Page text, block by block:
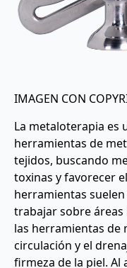
IMAGEN CON
La metaloterapia es
herramientas de
tejidos, buscando
toxinas y favorecer
herramientas
trabajar sobre áreas
las herramientas de
circulación y el
firmeza de la piel. Al